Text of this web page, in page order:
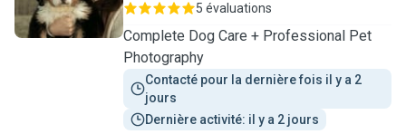
5 évaluations
Complete Dog Care + Professional Pet
Photography
Contacté pour la dernière fois il y a 2
jours
Dernière activité: il y a 2 jours